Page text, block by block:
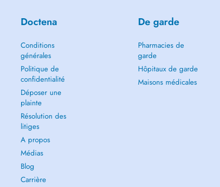
Doctena
Conditions
générales
Politique de
confidentialité
Déposer une
plainte
Résolution des
litiges
A propos
Médias
Blog
Carrière
De garde
Pharmacies de
garde
Hôpitaux de garde
Maisons médicales